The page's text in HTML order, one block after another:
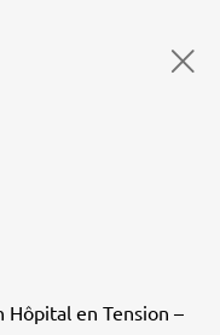
Hôpital en Tension –